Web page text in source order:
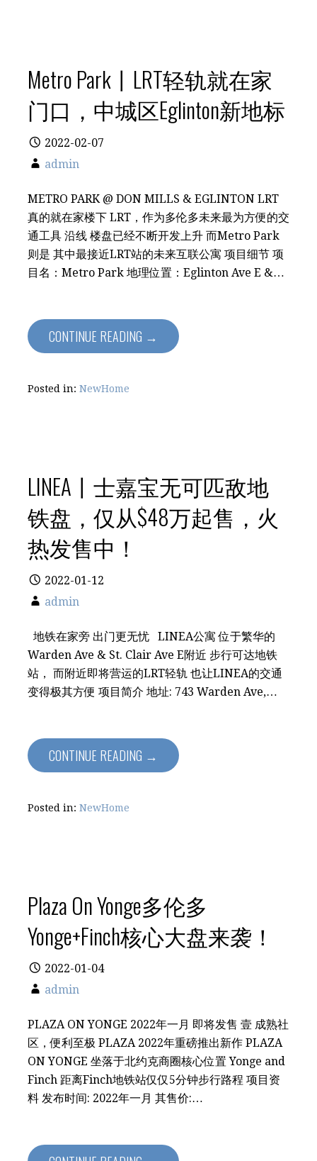
Metro Park丨LRT轻轨就在家
门口，中城区Eglinton新地标
2022-02-07
admin
METRO PARK @ DON MILLS & EGLINTON LRT
真的就在家楼下 LRT，作为多伦多未来最为方便的交
通工具 沿线 楼盘已经不断开发上升 而Metro Park
则是 其中最接近LRT站的未来互联公寓 项目细节 项
目名：Metro Park 地理位置：Eglinton Ave E &…
CONTINUE READING →
Posted in: NewHome
LINEA丨士嘉宝无可匹敌地
铁盘，仅从$48万起售，火
热发售中！
2022-01-12
admin
地铁在家旁 出门更无忧 LINEA公寓 位于繁华的
Warden Ave & St. Clair Ave E附近 步行可达地铁
站， 而附近即将营运的LRT轻轨 也让LINEA的交通
变得极其方便 项目简介 地址: 743 Warden Ave,…
CONTINUE READING →
Posted in: NewHome
Plaza On Yonge多伦多
Yonge+Finch核心大盘来袭！
2022-01-04
admin
PLAZA ON YONGE 2022年一月 即将发售 壹 成熟社
区，便利至极 PLAZA 2022年重磅推出新作 PLAZA
ON YONGE 坐落于北约克商圈核心位置 Yonge and
Finch 距离Finch地铁站仅仅5分钟步行路程 项目资
料 发布时间: 2022年一月 其售价:…